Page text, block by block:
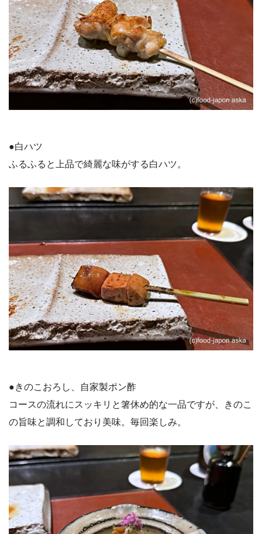
●白ハツ
ふるふると上品で綺麗な味がする白ハツ。
●きのこおろし、自家製ポン酢
コースの流れにスッキリと箸休め的な一品ですが、きのこ
の旨味と調和しており美味。毎回楽しみ。